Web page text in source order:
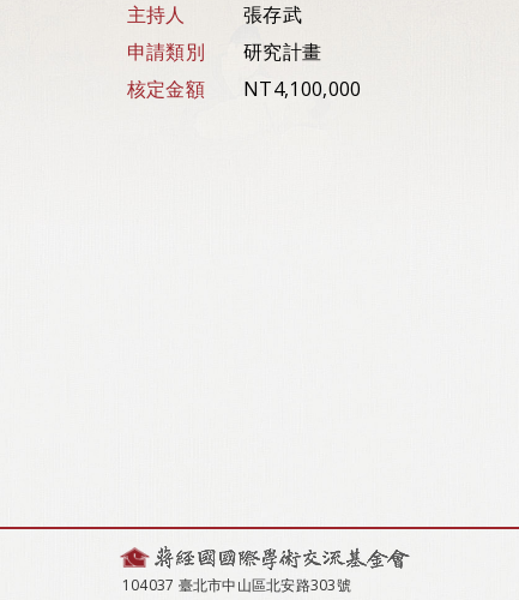
主持人
張存武
申請類別
研究計畫
核定金額
NT4,100,000
104037 臺北市中山區北安路303號